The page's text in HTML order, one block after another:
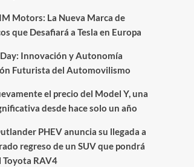
Motors: La Nueva Marca de
que Desafiará a Tesla en Europa
Innovación y Autonomía
Futurista del Automovilismo
el precio del Model Y, una
desde hace solo un año
PHEV anuncia su llegada a
regreso de un SUV que pondrá
Toyota RAV4